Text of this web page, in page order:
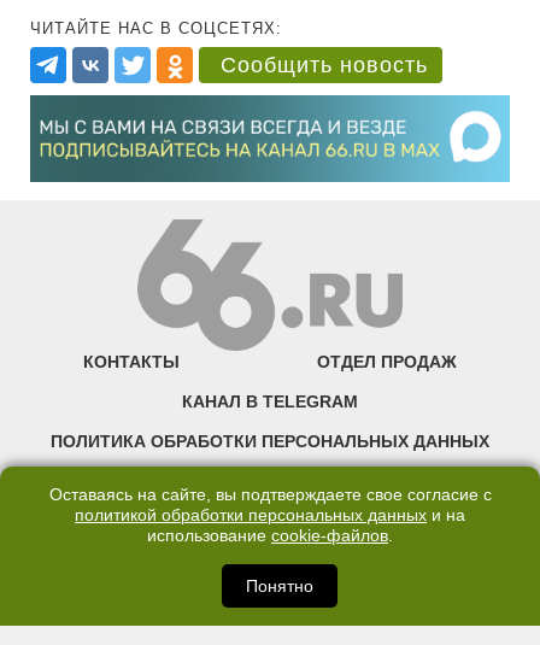
ЧИТАЙТЕ НАС В СОЦСЕТЯХ:
Сообщить новость
КОНТАКТЫ ОТДЕЛ ПРОДАЖ
КАНАЛ В TELEGRAM
ПОЛИТИКА ОБРАБОТКИ ПЕРСОНАЛЬНЫХ ДАННЫХ
©2007—2025 66.RU. Воспроизведение, сообщение, доведение до всеобщего
правообладателя запрещено. Сетевое издание «Современный портал
Екатеринбурга — «66.ru» (18+) зарегистрировано Федеральной службой по
надзору в сфере связи, информационных технологий и массовых коммуникаций
(Роскомнадзор). Регистрационный номер ЭЛ № ФС 77 - 76634 от 02.09.2019
Оставаясь на сайте, вы подтверждаете свое согласие с
политикой обработки персональных данных и на
использование cookie-файлов.
Понятно